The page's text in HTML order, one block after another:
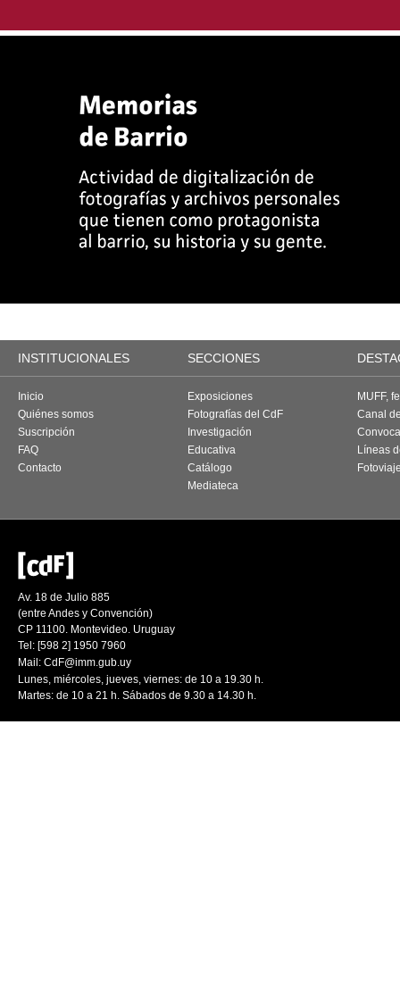
INSTITUCIONALES SECCIONES
Inicio
Quiénes somos
Suscripción
FAQ
Contacto
Exposiciones
Fotografías del CdF
Investigación
Educativa
Catálogo
Mediateca
MUFF,
Canal
Líneas
Av. 18 de Julio 885
(entre Andes y Convención)
CP 11100. Montevideo. Uruguay
Tel: [598 2] 1950 7960
Mail: CdF@imm.gub.uy
Lunes, miércoles, jueves, viernes: de 10 a 19.30 h.
Martes: de 10 a 21 h. Sábados de 9.30 a 14.30 h.